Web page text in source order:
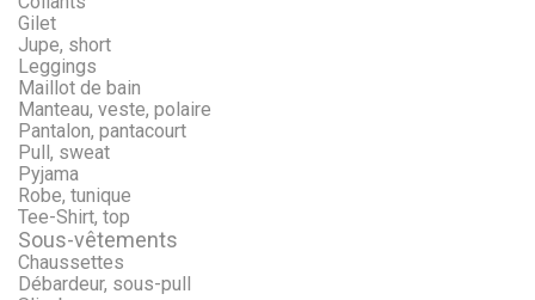
Gilet
Jupe, short
Leggings
Maillot de bain
Manteau, veste, polaire
Pantalon, pantacourt
Pull, sweat
Pyjama
Robe, tunique
Tee-Shirt, top
Sous-vêtements
Chaussettes
Débardeur, sous-pull